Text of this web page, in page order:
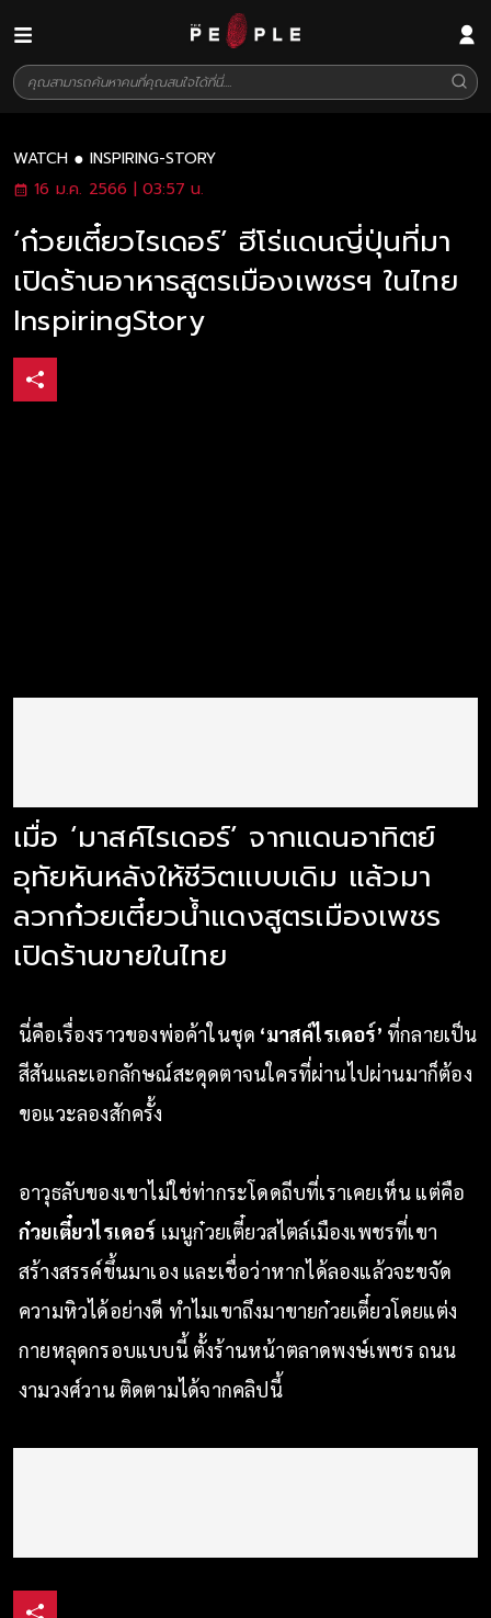
WATCH
INSPIRING-STORY
16 ม.ค. 2566 | 03:57 น.
‘ก๋วยเตี๋ยวไรเดอร์’ ฮีโร่แดนญี่ปุ่นที่มา
เปิดร้านอาหารสูตรเมืองเพชรฯ ในไทย
InspiringStory
เมื่อ ‘มาสค์ไรเดอร์’ จากแดนอาทิตย์
อุทัยหันหลังให้ชีวิตแบบเดิม แล้วมา
ลวกก๋วยเตี๋ยวน้ำแดงสูตรเมืองเพชร
เปิดร้านขายในไทย
นี่คือเรื่องราวของพ่อค้าในชุด ‘มาสค์ไรเดอร์’ ที่กลายเป็น
สีสันและเอกลักษณ์สะดุดตาจนใครที่ผ่านไปผ่านมาก็ต้อง
ขอแวะลองสักครั้ง
อาวุธลับของเขาไม่ใช่ท่ากระโดดถีบที่เราเคยเห็น แต่คือ
ก๋วยเตี๋ยวไรเดอร์ เมนูก๋วยเตี๋ยวสไตล์เมืองเพชรที่เขา
สร้างสรรค์ขึ้นมาเอง และเชื่อว่าหากได้ลองแล้วจะขจัด
ความหิวได้อย่างดี ทำไมเขาถึงมาขายก๋วยเตี๋ยวโดยแต่ง
กายหลุดกรอบแบบนี้ ตั้งร้านหน้าตลาดพงษ์เพชร ถนน
งามวงศ์วาน ติดตามได้จากคลิปนี้